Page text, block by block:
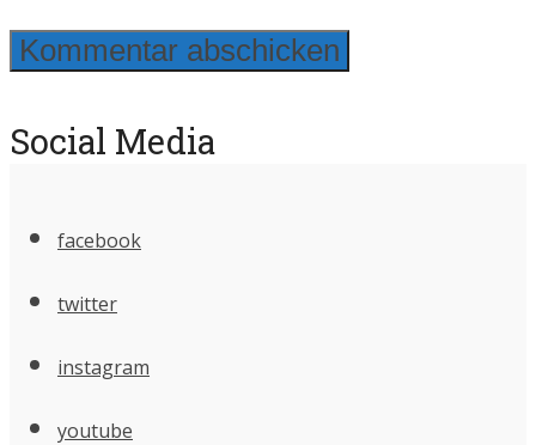
Social Media
facebook
twitter
instagram
youtube